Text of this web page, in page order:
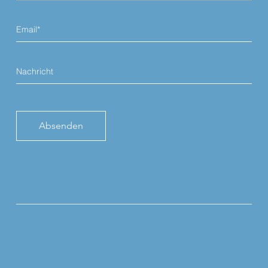
Absenden